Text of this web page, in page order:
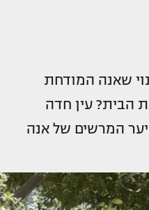
שאנה המודחת
הבית? עין חדה
המרשים של אנה